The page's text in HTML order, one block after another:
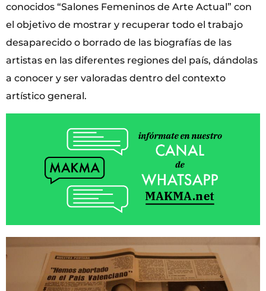
conocidos “Salones Femeninos de Arte Actual” con
el objetivo de mostrar y recuperar todo el trabajo
desaparecido o borrado de las biografías de las
artistas en las diferentes regiones del país, dándolas
a conocer y ser valoradas dentro del contexto
artístico general.